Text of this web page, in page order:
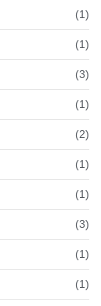
(1)
(1)
(3)
(1)
(2)
(1)
(1)
(3)
(1)
(1)